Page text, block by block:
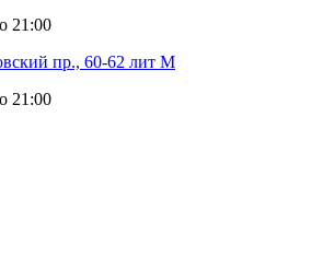
21:00
пр., 60-62 лит М
21:00